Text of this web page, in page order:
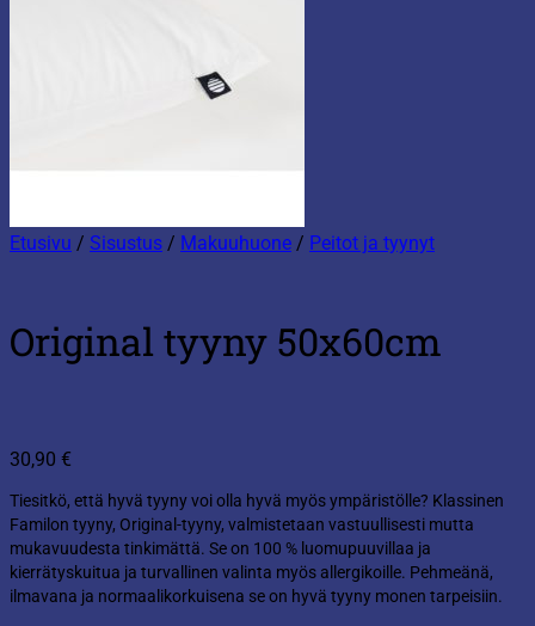
Etusivu / Sisustus / Makuuhuone / Peitot ja tyynyt
Original tyyny 50x60cm
30,90 €
Tiesitkö, että hyvä tyyny voi olla hyvä myös ympäristölle? Klassinen
Familon tyyny, Original-tyyny, valmistetaan vastuullisesti mutta
mukavuudesta tinkimättä. Se on 100 % luomupuuvillaa ja
kierrätyskuitua ja turvallinen valinta myös allergikoille. Pehmeänä,
ilmavana ja normaalikorkuisena se on hyvä tyyny monen tarpeisiin.